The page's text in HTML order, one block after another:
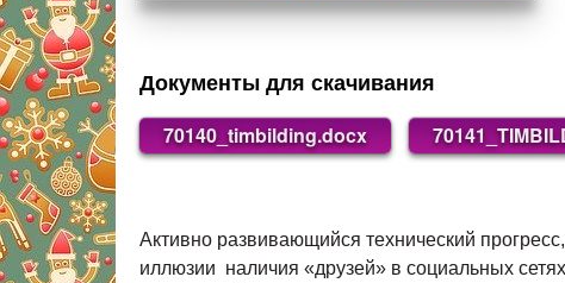
Документы для скачивания
70140_timbilding.docx
Активно развивающийся технический
иллюзии наличия «друзей» в социальных